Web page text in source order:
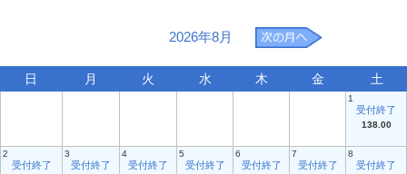
2026年8月
日 月 火 水 木 金 土
1
受付終了
138.00
2
受付終了
3
受付終了
4
受付終了
5
受付終了
6
受付終了
7
受付終了
8
受付終了